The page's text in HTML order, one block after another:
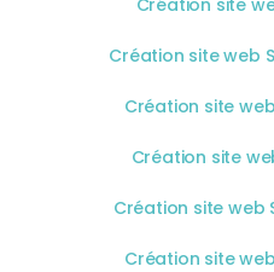
Création site web
Création site
Création site
Création site web
Création site